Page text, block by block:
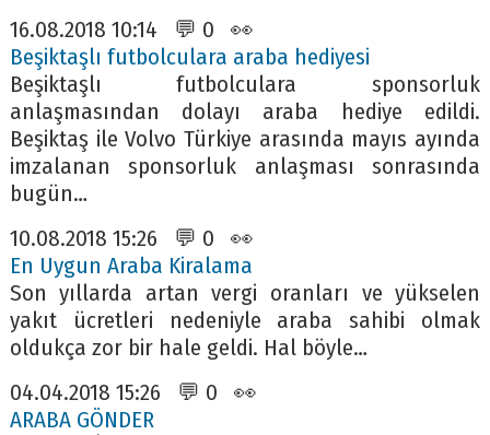
16.08.2018 10:14 💬 0 👀
Beşiktaşlı futbolculara araba hediyesi
Beşiktaşlı futbolculara sponsorluk
anlaşmasından dolayı araba hediye edildi.
Beşiktaş ile Volvo Türkiye arasında mayıs ayında
imzalanan sponsorluk anlaşması sonrasında
bugün…
10.08.2018 15:26 💬 0 👀
En Uygun Araba Kiralama
Son yıllarda artan vergi oranları ve yükselen
yakıt ücretleri nedeniyle araba sahibi olmak
oldukça zor bir hale geldi. Hal böyle…
04.04.2018 15:26 💬 0 👀
ARABA GÖNDER